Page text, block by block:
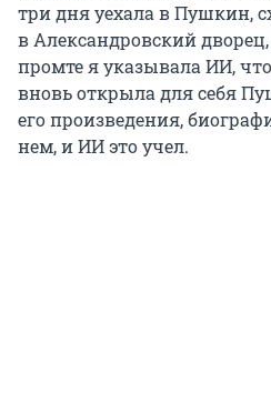
три дня уехала в Пушкин,
в Александровский
промте я указывала ИИ,
вновь открыла для себя
его произведения,
нем, и ИИ это учел.